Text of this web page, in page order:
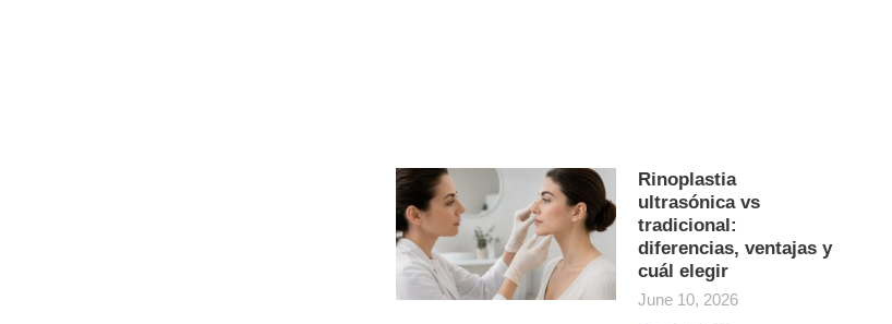
Rinoplastia
ultrasónica vs
tradicional:
diferencias, ventajas y
cuál elegir
June 10, 2026